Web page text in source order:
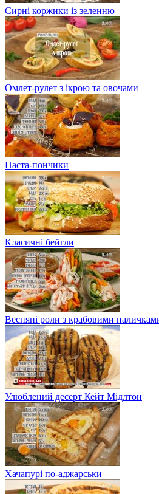
Сирні коржики із зеленню
Омлет-рулет з ікрою та овочами
Паста-пончики
Класичні бейгли
Весняні роли з крабовими
Улюблений десерт Кейт Мідлтон
Хачапурі по-аджарськи